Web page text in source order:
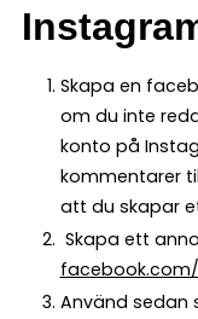
Skapa en
om du inte
konto på
kommentarer
att du skapar
Skapa ett
Använd sedan